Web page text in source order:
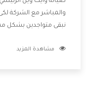
والمباشر مع الشركة
نبقى متواجدين بشكل
الشركة بها والتى تكون
مشاهدة المزيد